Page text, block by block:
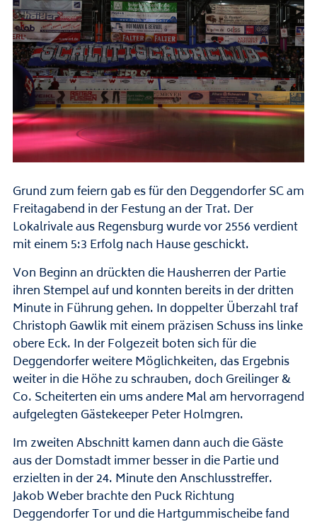
Grund zum feiern gab es für den Deggendorfer SC am
Freitagabend in der Festung an der Trat. Der
Lokalrivale aus Regensburg wurde vor 2556 verdient
mit einem 5:3 Erfolg nach Hause geschickt.
Von Beginn an drückten die Hausherren der Partie
ihren Stempel auf und konnten bereits in der dritten
Minute in Führung gehen. In doppelter Überzahl traf
Christoph Gawlik mit einem präzisen Schuss ins linke
obere Eck. In der Folgezeit boten sich für die
Deggendorfer weitere Möglichkeiten, das Ergebnis
weiter in die Höhe zu schrauben, doch Greilinger &
Co. Scheiterten ein ums andere Mal am hervorragend
aufgelegten Gästekeeper Peter Holmgren.
Im zweiten Abschnitt kamen dann auch die Gäste
aus der Domstadt immer besser in die Partie und
erzielten in der 24. Minute den Anschlusstreffer.
Jakob Weber brachte den Puck Richtung
Deggendorfer Tor und die Hartgummischeibe fand